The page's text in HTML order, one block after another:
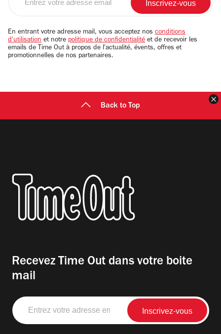
email
En entrant votre adresse mail, vous acceptez nos conditions
d'utilisation et notre politique de confidentialité et de recevoir les
emails de Time Out à propos de l'actualité, évents, offres et
promotionnelles de nos partenaires.
Back to Top
Recevez Time Out dans votre boite
mail
Entrez
votre
adresse